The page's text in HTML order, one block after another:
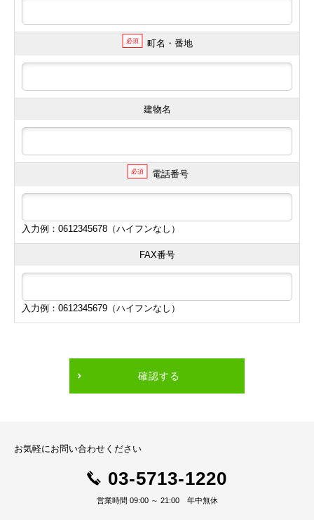
必須 町名・番地
建物名
必須 電話番号
入力例：0612345678（ハイフンなし）
FAX番号
入力例：0612345679（ハイフンなし）
確認する
お気軽にお問い合わせください
03-5713-1220
営業時間 09:00 ～ 21:00 年中無休